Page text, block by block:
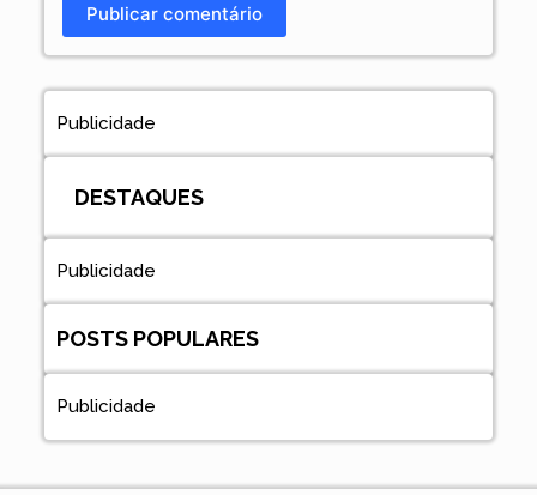
Publicar comentário
Publicidade
DESTAQUES
Publicidade
POSTS POPULARES
Publicidade